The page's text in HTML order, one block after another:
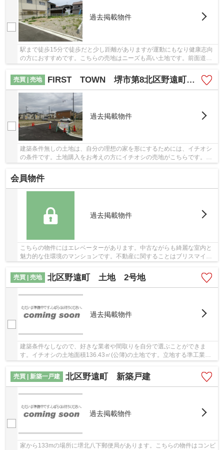
過去掲載物件
駅まで徒歩15分で徒歩だと少し距離がありますが運動にもなり健康志向
の方におすすめです。こちらの売地はニーズも高い土地です。前面道路
売買 | 売地
FIRST TOWN 堺市第8北区野遠町全11区画 期間限定売り土地
過去掲載物件
建築条件無しの土地は、自分の理想の家を形にするためには、イチオシ
の条件です。土地購入をお考えの方にイチオシの売地がこちらです。立
地する準工業地域は、おもに軽工業などの工場...
会員物件
過去掲載物件
こちらの物件にはエレベーターがあります。中古ながらも綺麗な室内と
魅力的な住環境のマンションです。不動産に関することはブリスマイホ
売買 | 売地
北区野遠町 土地 2号地
過去掲載物件
建築条件なしなので、好きな業者や間取りを自分で選ぶことができま
す。イチオシの土地面積136.43㎡(公簿)の土地です。立地する準工業地
売買 | 新築一戸建
北区野遠町 新築戸建
過去掲載物件
家から133mの場所に堺北八下郵便局があります。こちらの物件はコンビ